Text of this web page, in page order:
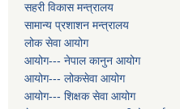
सहरी विकास मन्त्रालय
सामान्य प्रशाशन मन्त्रालय
लोक सेवा आयोग
आयोग--- नेपाल कानुन आयोग
आयोग--- लोकसेवा आयोग
आयोग--- शिक्षक सेवा आयोग